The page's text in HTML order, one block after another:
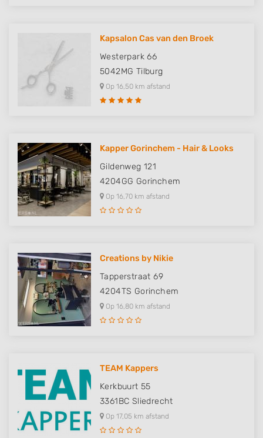
Kapsalon Cas van den Broek
Westerpark 66
5042MG Tilburg
Op 16,50 km afstand
Kapper Gorinchem - Hair & Looks
Gildenweg 121
4204GG Gorinchem
Op 16,70 km afstand
Creations by Nikie
Tapperstraat 69
4204TS Gorinchem
Op 16,80 km afstand
TEAM Kappers
Kerkbuurt 55
3361BC Sliedrecht
Op 17,05 km afstand
Performance
Functional
Advertising